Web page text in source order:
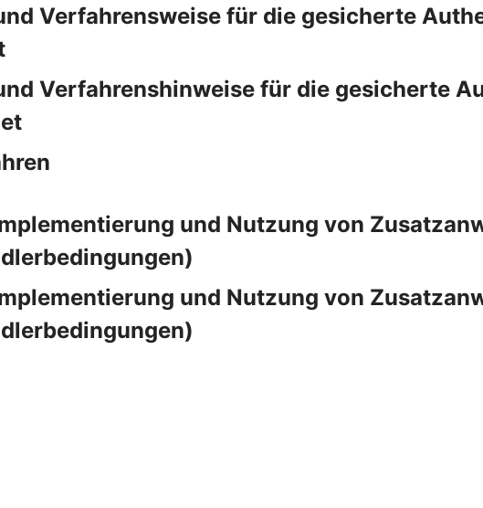
Verfahrensweise für die gesicherte
Verfahrenshinweise für die gesicherte
und Nutzung von
und Nutzung von